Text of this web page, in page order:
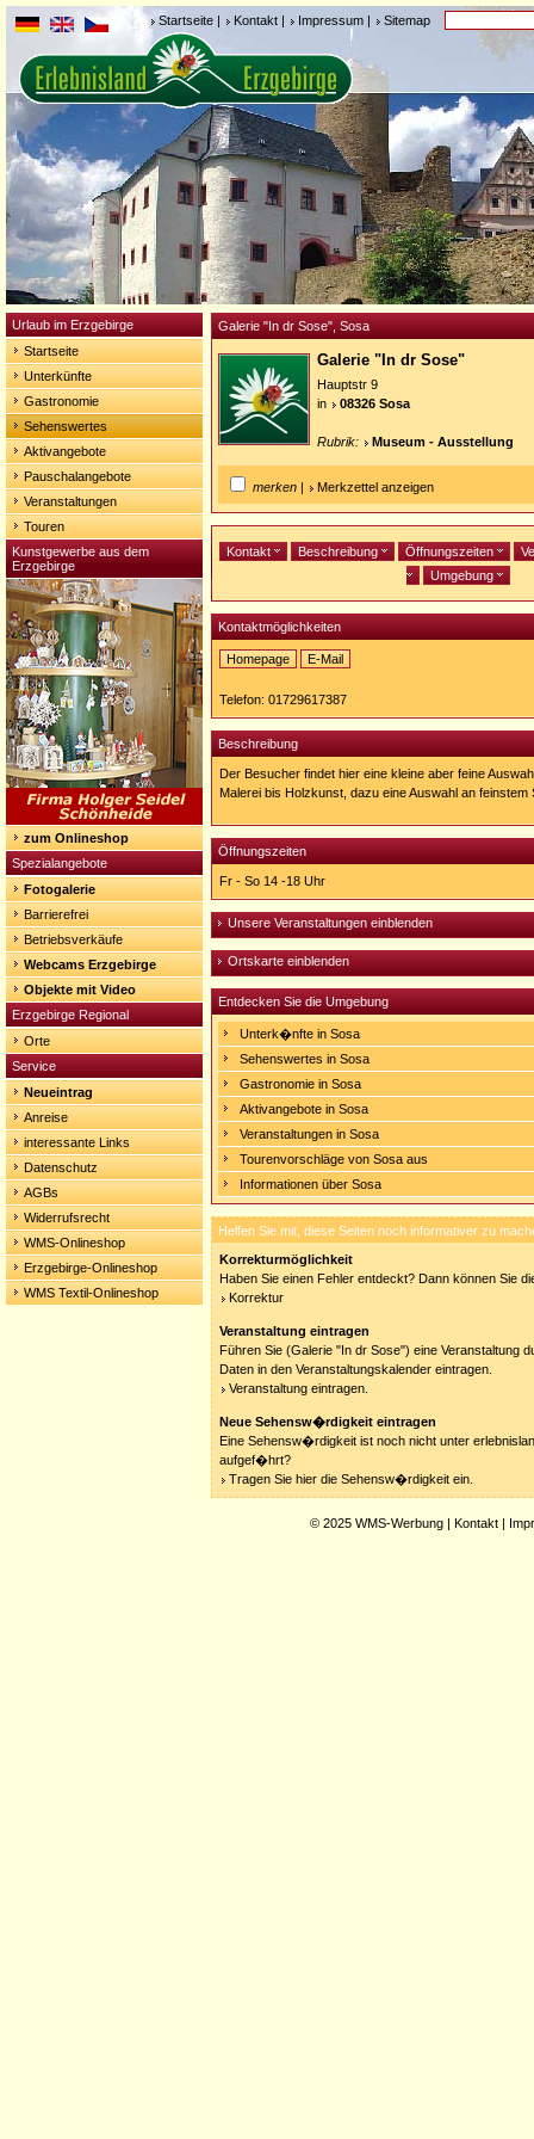
Startseite | Kontakt | Impressum | Sitemap
Urlaub im Erzgebirge
Startseite
Unterkünfte
Gastronomie
Sehenswertes
Aktivangebote
Pauschalangebote
Veranstaltungen
Touren
Kunstgewerbe aus dem
Erzgebirge
zum Onlineshop
Spezialangebote
Fotogalerie
Barrierefrei
Betriebsverkäufe
Webcams Erzgebirge
Objekte mit Video
Erzgebirge Regional
Orte
Service
Neueintrag
Anreise
interessante Links
Datenschutz
AGBs
Widerrufsrecht
WMS-Onlineshop
Erzgebirge-Onlineshop
WMS Textil-Onlineshop
Galerie "In dr Sose", Sosa
Galerie "In dr Sose"
Hauptstr 9
in
08326 Sosa
Rubrik: Museum - Ausstellung
merken | Merkzettel anzeigen
Kontakt Beschreibung Öffnungszeiten
Umgebung
Kontaktmöglichkeiten
Homepage
http://www.rwf-
art.de/
E-Mail
Telefon: 01729617387
Beschreibung
Der Besucher findet hier eine kleine aber feine
Malerei bis Holzkunst, dazu eine Auswahl an feinstem
Öffnungszeiten
Fr - So 14 -18 Uhr
Unsere Veranstaltungen einblenden
Ortskarte einblenden
Entdecken Sie die Umgebung
Unterk�nfte in Sosa
Sehenswertes in Sosa
Gastronomie in Sosa
Aktivangebote in Sosa
Veranstaltungen in Sosa
Tourenvorschläge von Sosa aus
Informationen über Sosa
Helfen Sie mit, diese Seiten noch informativer zu
Korrekturmöglichkeit
Haben Sie einen Fehler entdeckt? Dann können Sie
Korrektur
Veranstaltung eintragen
Führen Sie (Galerie "In dr Sose") eine Veranstaltung
Daten in den Veranstaltungskalender eintragen.
Veranstaltung eintragen.
Neue Sehensw�rdigkeit eintragen
Eine Sehensw�rdigkeit ist noch nicht unter
aufgef�hrt?
Tragen Sie hier die Sehensw�rdigkeit ein.
© 2025 WMS-Werbung | Kontakt |